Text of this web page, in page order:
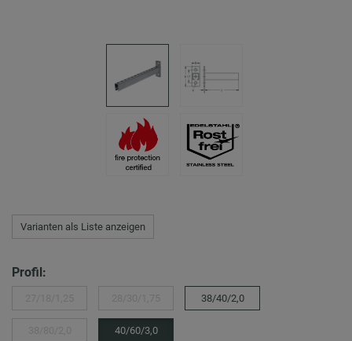
Varianten als Liste anzeigen
Profil:
38/40/2,0
40/60/3,0